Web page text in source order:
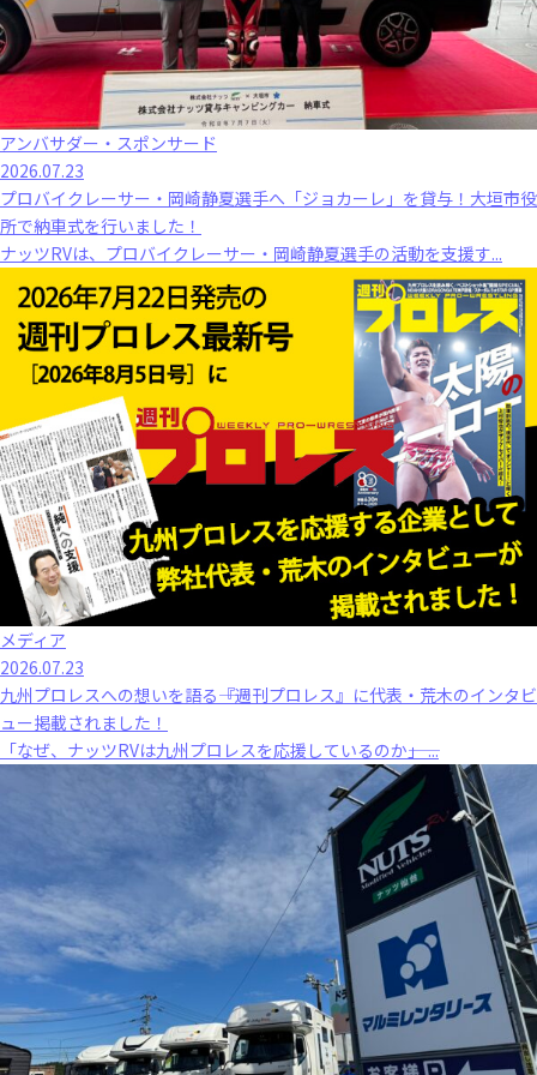
アンバサダー・スポンサード
2026.07.23
プロバイクレーサー・岡崎静夏選手へ「ジョカーレ」を貸与！大垣市役
所で納車式を行いました！
ナッツRVは、プロバイクレーサー・岡崎静夏選手の活動を支援す...
メディア
2026.07.23
九州プロレスへの想いを語る――『週刊プロレス』に代表・荒木のインタビ
ュー掲載されました！
「なぜ、ナッツRVは九州プロレスを応援しているのか――」 ...